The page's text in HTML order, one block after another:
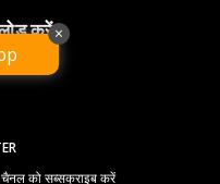
करें
को सब्सक्राइब करें
×